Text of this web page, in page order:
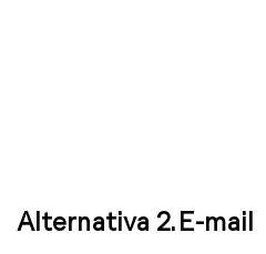
Alternativa 2. E-mail